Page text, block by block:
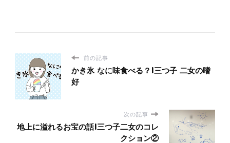
前の記事
かき氷 なに味食べる？|三つ子 二女の嗜
好
次の記事
地上に溢れるお宝の話|三つ子二女のコレ
クション②